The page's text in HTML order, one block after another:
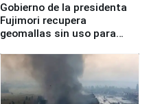
Gobierno de la presidenta
Fujimori recupera
geomallas sin uso para
Fenómeno El Niño